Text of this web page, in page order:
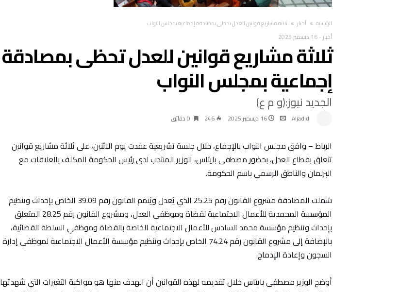
‫الرئيسية‬ أخبار ثلاثة مشاريع قوانين للعدل تحظى بمصادقة إجماعية بمجلس النواب
أخبار-16 ديسمبر 2025
ثلاثة مشاريع قوانين للعدل تحظى بمصادقة
إجماعية بمجلس النواب
الجديد نيوز:(و م ع)
Aljadid 16 ديسمبر 2025 246 0 ‫دقائق‬
الرباط – وافق مجلس النواب بالإجماع، خلال جلسة تشريعية عقدت يوم الاثنين، على ثلاثة مشاريع قوانين
تتعلق بقطاع العدل، بحضور مصطفى بايتاس، الوزير المنتدب لدى رئيس الحكومة المكلف بالعلاقات مع
البرلمان والناطق الرسمي باسم الحكومة.
شملت المصادقة مشروع القانون رقم 25.25 الذي يُعدل ويُتمم القانون رقم 39.09 الخاص بإحداث وتنظيم
المؤسسة المحمدية للأعمال الاجتماعية لقضاة وموظفي العدل، ومشروع القانون رقم 28.25 المتعلق
بإحداث وتنظيم مؤسسة محمد السادس للأعمال الاجتماعية الخاصة بالقضاة وموظفي السلطة القضائية،
بالإضافة إلى مشروع القانون رقم 74.24 الخاص بإحداث وتنظيم مؤسسة الأعمال الاجتماعية لموظفي إدارة
السجون وإعادة الإدماج.
أوضح الوزير مصطفى بايتاس خلال تقديمه لهذه القوانين أن الهدف منها هو مواكبة التغيرات التي شهدتها